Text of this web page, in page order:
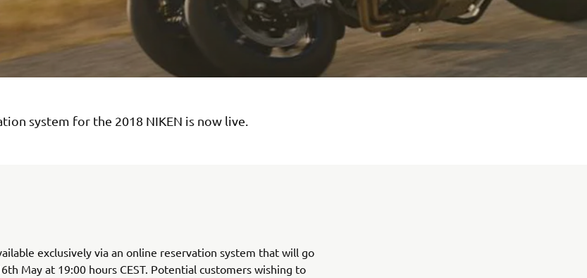
system for the 2018 NIKEN is now live.
exclusively via an online reservation system that will go
May at 19:00 hours CEST. Potential customers wishing to